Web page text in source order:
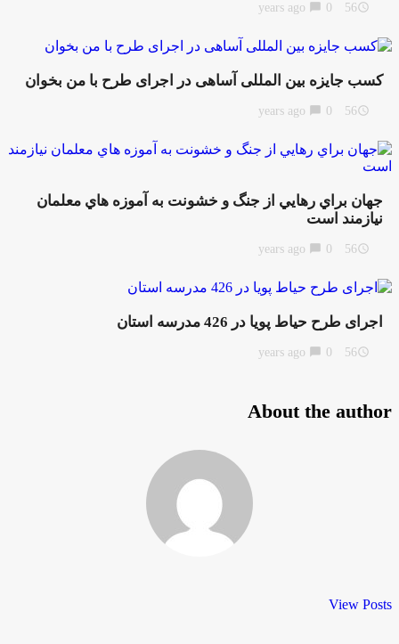
access_time
56 years ago
chat_bubble
کسب جایزه بین المللی آساهی در اجرای طرح با من بخوان
access_time
56 years ago
chat_bubble
جهان براي رهايي از جنگ و خشونت به آموزه هاي معلمان
نيازمند است
access_time
56 years ago
chat_bubble
اجرای طرح حیاط پویا در 426 مدرسه‌ استان
access_time
56 years ago
chat_bubble
About the author
View Posts